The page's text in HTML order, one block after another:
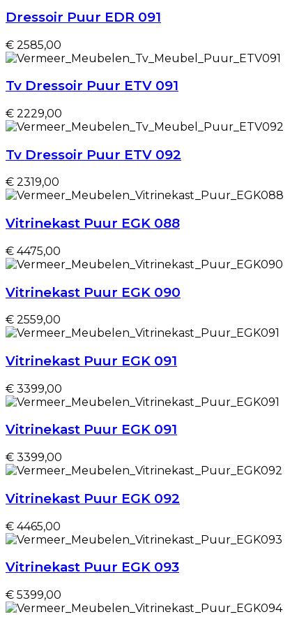
Dressoir Puur EDR 091
€ 2585,00
Tv Dressoir Puur ETV 091
€ 2229,00
Tv Dressoir Puur ETV 092
€ 2319,00
Vitrinekast Puur EGK 088
€ 4475,00
Vitrinekast Puur EGK 090
€ 2559,00
Vitrinekast Puur EGK 091
€ 3399,00
Vitrinekast Puur EGK 091
€ 3399,00
Vitrinekast Puur EGK 092
€ 4465,00
Vitrinekast Puur EGK 093
€ 5399,00